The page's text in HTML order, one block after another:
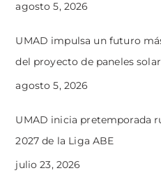
agosto 5, 2026
UMAD impulsa un futuro
del proyecto de paneles
agosto 5, 2026
UMAD inicia pretemporada
2027 de la Liga ABE
julio 23, 2026